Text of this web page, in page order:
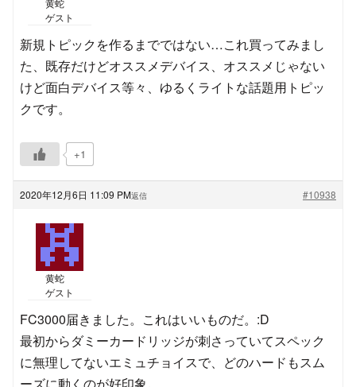
ゲスト
新規トピックを作るまでではない…これ買ってみまし
た、既存だけどオススメデバイス、オススメじゃない
けど面白デバイス等々、ゆるくライトな話題用トピッ
クです。
+1
2020年12月6日 11:09 PM #10938
返信
黄蛇
ゲスト
FC3000届きました。これはいいものだ。:D
最初からダミーカードリッジが刺さっていてスペック
に無理してないエミュチョイスで、どのハードもスム
ーズに動くのが好印象。